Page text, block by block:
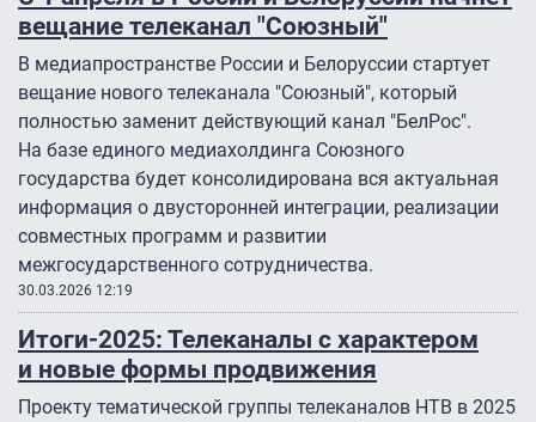
вещание телеканал "Союзный"
В медиапространстве России и Белоруссии стартует
вещание нового телеканала "Союзный", который
полностью заменит действующий канал "БелРос".
На базе единого медиахолдинга Союзного
государства будет консолидирована вся актуальная
информация о двусторонней интеграции, реализации
совместных программ и развитии
межгосударственного сотрудничества.
30.03.2026 12:19
Итоги-2025: Телеканалы с характером
и новые формы продвижения
Проекту тематической группы телеканалов НТВ в 2025